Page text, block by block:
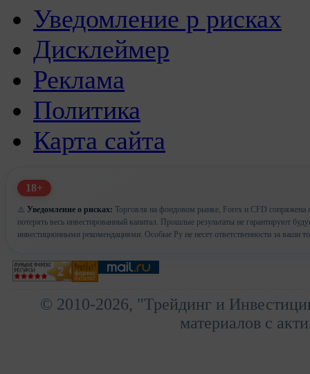
Уведомление р рисках
Дисклеймер
Реклама
Политика
Карта сайта
18+
⚠️ Уведомление о рисках: Торговля на фондовом рынке, Forex и CFD сопряжена
потерять весь инвестированный капитал. Прошлые результаты не гарантируют
инвестиционными рекомендациями. Особые Ру не несет ответственности за ваши
© 2010-2026, "Трейдинг и
материалов с